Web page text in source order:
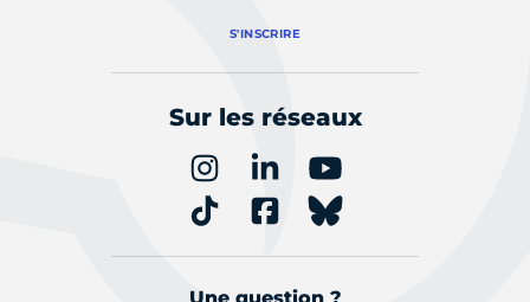
S'INSCRIRE
Sur les réseaux